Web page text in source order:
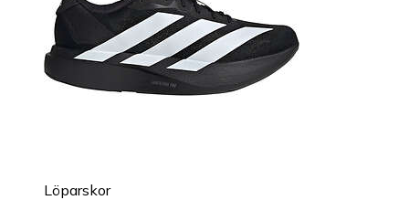
Löparskor